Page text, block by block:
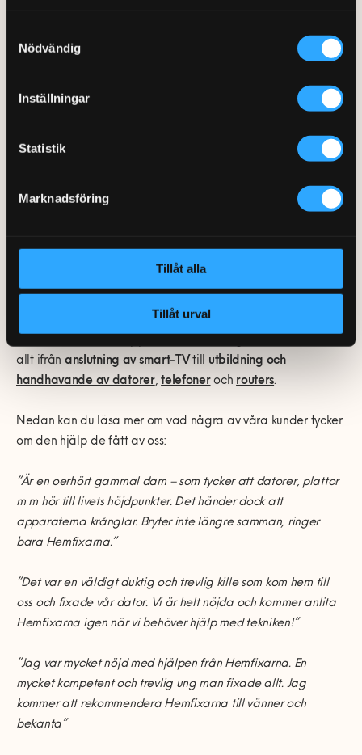
Nödvändig
Inställningar
Statistik
Marknadsföring
Tillåt alla
Tillåt urval
socialt utanförskap. Att många äldre hamnar utanför den
digitala utvecklingen i samhället är därför ett stort problem
Datorhjälp i hemmet – vår
enklare för våra seniorer att ta del av den digitala
utvecklingen i samhället, erbjuder vi på Hemfixarna
allt ifrån anslutning av smart-TVtill utbildning och
handhavande av datorer,telefoneroch routers.
Nedan kan du läsa mer om vad några av våra kunder tycker
om den hjälp de fått av oss:
”Är en oerhört gammal dam – som tycker att datorer, plattor
m m hör till livets höjdpunkter. Det händer dock att
apparaterna krånglar. Bryter inte längre samman, ringer
bara Hemfixarna.”
”Det var en väldigt duktig och trevlig kille som kom hem till
oss och fixade vår dator. Vi är helt nöjda och kommer anlita
Hemfixarna igen när vi behöver hjälp med tekniken!”
”Jag var mycket nöjd med hjälpen från Hemfixarna. En
mycket kompetent och trevlig ung man fixade allt. Jag
kommer att rekommendera Hemfixarna till vänner och
bekanta”